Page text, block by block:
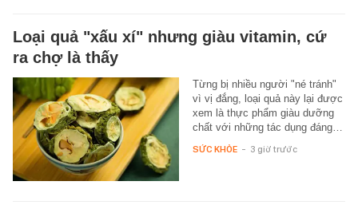
Loại quả "xấu xí" nhưng giàu vitamin, cứ
ra chợ là thấy
Từng bị nhiều người "né tránh"
vì vị đắng, loại quả này lại được
xem là thực phẩm giàu dưỡng
chất với những tác dụng đáng…
SỨC KHỎE - 3 giờ trước